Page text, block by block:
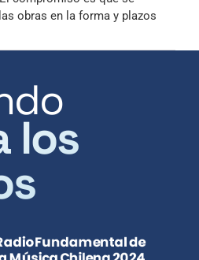
obras en la forma y plazos
los